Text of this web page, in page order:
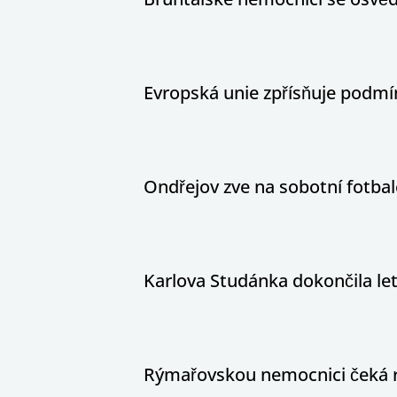
Evropská unie zpřísňuje
Ondřejov zve na sobotní
Karlova Studánka dokončila
Rýmařovskou nemocnici